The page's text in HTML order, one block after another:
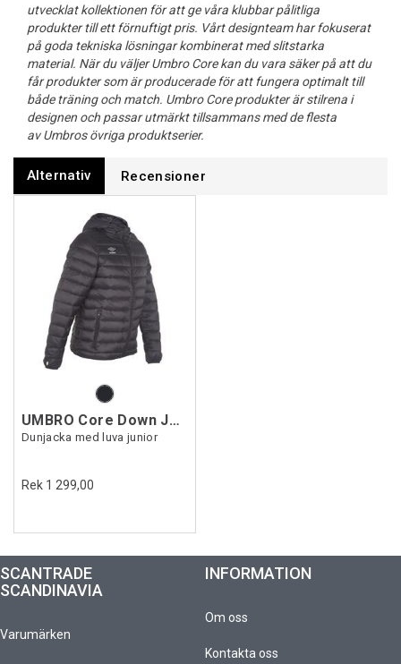
utvecklat kollektionen för att ge våra klubbar pålitliga
produkter till ett förnuftigt pris. Vårt designteam har fokuserat
på goda tekniska lösningar kombinerat med slitstarka
material. När du väljer Umbro Core kan du vara säker på att du
får produkter som är producerade för att fungera optimalt till
både träning och match. Umbro Core produkter är stilrena i
designen och passar utmärkt tillsammans med de flesta
av Umbros övriga produktserier.
Alternativ Recensioner
UMBRO Core Down Jacket Jr
Dunjacka med luva junior
Rek 1 299,00
SCANTRADE
SCANDINAVIA
Varumärken
INFORMATION
Om oss
Kontakta oss